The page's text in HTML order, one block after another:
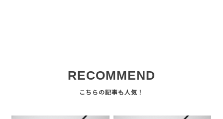
RECOMMEND